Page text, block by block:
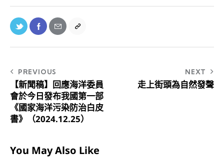
PREVIOUS
【新聞稿】回應海洋委員
會於今日發布我國第一部
《國家海洋污染防治白皮
書》（2024.12.25）
NEXT
走上街頭為自然發聲
You May Also Like